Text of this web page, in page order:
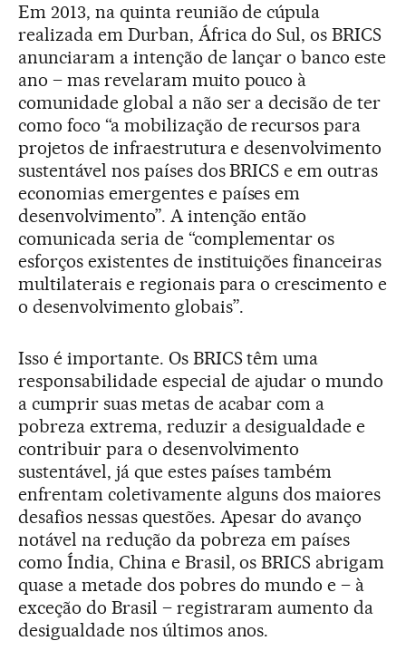
Em 2013, na quinta reunião de cúpula
realizada em Durban, África do Sul, os BRICS
anunciaram a intenção de lançar o banco este
ano – mas revelaram muito pouco à
comunidade global a não ser a decisão de ter
como foco “a mobilização de recursos para
projetos de infraestrutura e desenvolvimento
sustentável nos países dos BRICS e em outras
economias emergentes e países em
desenvolvimento”. A intenção então
comunicada seria de “complementar os
esforços existentes de instituições financeiras
multilaterais e regionais para o crescimento e
o desenvolvimento globais”.
Isso é importante. Os BRICS têm uma
responsabilidade especial de ajudar o mundo
a cumprir suas metas de acabar com a
pobreza extrema, reduzir a desigualdade e
contribuir para o desenvolvimento
sustentável, já que estes países também
enfrentam coletivamente alguns dos maiores
desafios nessas questões. Apesar do avanço
notável na redução da pobreza em países
como Índia, China e Brasil, os BRICS abrigam
quase a metade dos pobres do mundo e – à
exceção do Brasil – registraram aumento da
desigualdade nos últimos anos.